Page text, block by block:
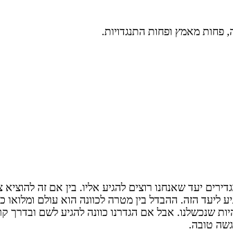
פחות מאמץ ופחות התנגדויות.
יעד שאנחנו רוצים להגיע אליו. בין אם זה
ליעד הזה. ההבדל בין מטרה לכוונה הוא עולם
שנכשלנו. אבל אם הגדרנו כוונה להגיע לשם ובדרך
טובה.